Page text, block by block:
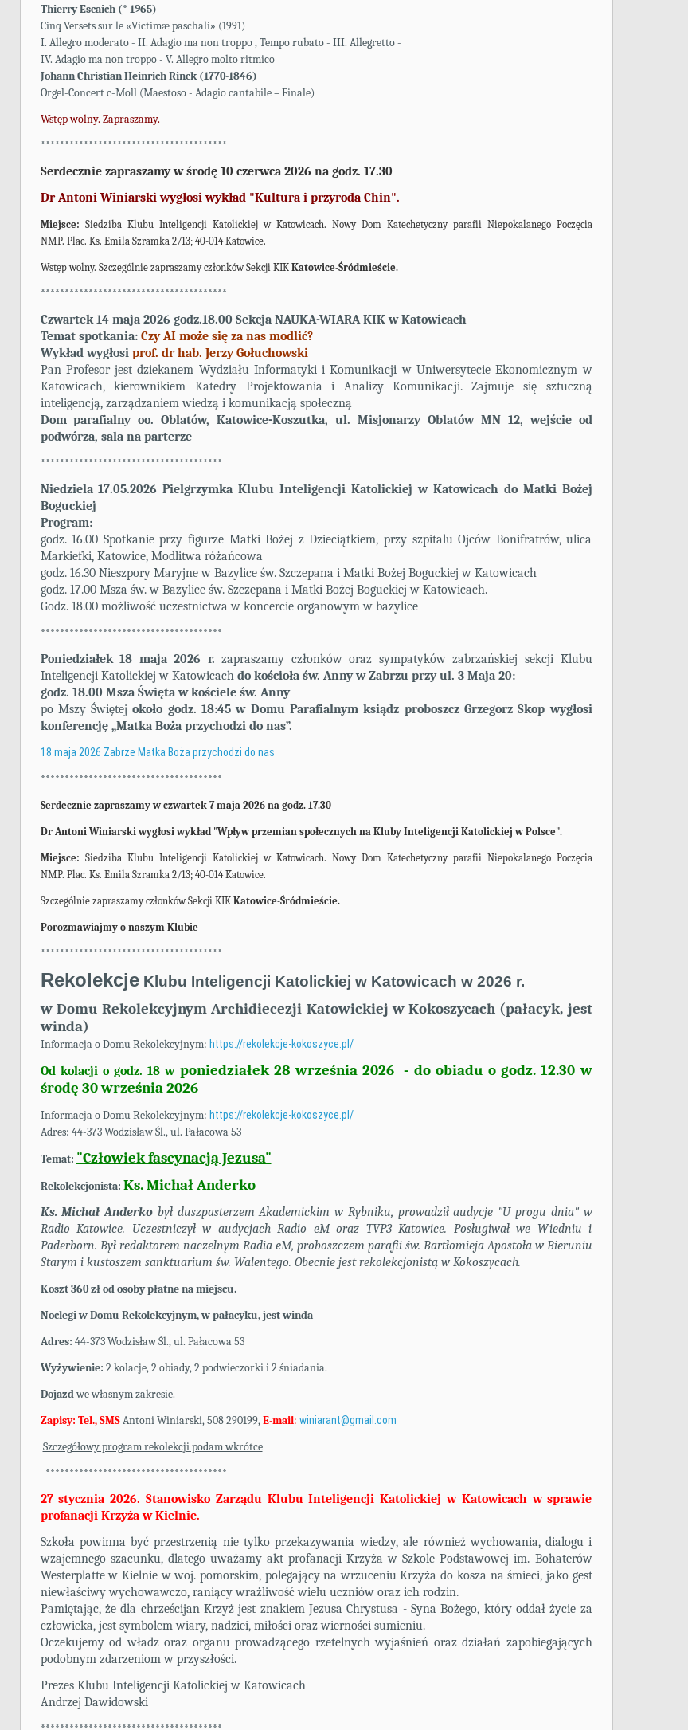
Thierry Escaich (* 1965)
Cinq Versets sur le «Victimæ paschali» (1991)
I. Allegro moderato - II. Adagio ma non troppo , Tempo rubato - III. Allegretto -
IV. Adagio ma non troppo - V. Allegro molto ritmico
Johann Christian Heinrich Rinck (1770-1846)
Orgel-Concert c-Moll (Maestoso - Adagio cantabile – Finale)
Wstęp wolny. Zapraszamy.
***************************************
Serdecznie zapraszamy w środę 10 czerwca 2026 na godz. 17.30
Dr Antoni Winiarski wygłosi wykład "Kultura i przyroda Chin".
Miejsce: Siedziba Klubu Inteligencji Katolickiej w Katowicach. Nowy Dom Katechetyczny parafii Niepokalanego Poczęcia
NMP. Plac. Ks. Emila Szramka 2/13; 40-014 Katowice.
Wstęp wolny. Szczególnie zapraszamy członków Sekcji KIK Katowice-Śródmieście.
***************************************
Czwartek 14 maja 2026 godz.18.00 Sekcja NAUKA-WIARA KIK w Katowicach
Temat spotkania:Czy AI może się za nas modlić?
Wykład wygłosi prof. dr hab. Jerzy Gołuchowski
Pan Profesor jest dziekanem Wydziału Informatyki i Komunikacji w Uniwersytecie Ekonomicznym w
Katowicach, kierownikiem Katedry Projektowania i Analizy Komunikacji. Zajmuje się sztuczną
inteligencją, zarządzaniem wiedzą i komunikacją społeczną
Dom parafialny oo. Oblatów, Katowice-Koszutka, ul. Misjonarzy Oblatów MN 12, wejście od
podwórza, sala na parterze
**************************************
Niedziela 17.05.2026 Pielgrzymka Klubu Inteligencji Katolickiej w Katowicach do Matki Bożej
Boguckiej
Program:
godz. 16.00 Spotkanie przy figurze Matki Bożej z Dzieciątkiem, przy szpitalu Ojców Bonifratrów, ulica
Markiefki, Katowice, Modlitwa różańcowa
godz. 16.30 Nieszpory Maryjne w Bazylice św. Szczepana i Matki Bożej Boguckiej w Katowicach
godz. 17.00 Msza św. w Bazylice św. Szczepana i Matki Bożej Boguckiej w Katowicach.
Godz. 18.00 możliwość uczestnictwa w koncercie organowym w bazylice
**************************************
Poniedziałek 18 maja 2026 r. zapraszamy członków oraz sympatyków zabrzańskiej sekcji Klubu
Inteligencji Katolickiej w Katowicach do kościoła św. Anny w Zabrzu przy ul. 3 Maja 20:
godz. 18.00 Msza Święta w kościele św. Anny
po Mszy Świętejokoło godz. 18:45 w Domu Parafialnym ksiądz proboszcz Grzegorz Skop wygłosi
konferencję „Matka Boża przychodzi do nas”.
18 maja 2026 Zabrze Matka Boża przychodzi do nas
**************************************
Serdecznie zapraszamy w czwartek 7 maja 2026 na godz. 17.30
Dr Antoni Winiarski wygłosi wykład "Wpływ przemian społecznych na Kluby Inteligencji Katolickiej w Polsce".
Miejsce: Siedziba Klubu Inteligencji Katolickiej w Katowicach. Nowy Dom Katechetyczny parafii Niepokalanego Poczęcia
NMP. Plac. Ks. Emila Szramka 2/13; 40-014 Katowice.
Szczególnie zapraszamy członków Sekcji KIK Katowice-Śródmieście.
Porozmawiajmy o naszym Klubie
**************************************
RekolekcjeKlubu Inteligencji Katolickiej w Katowicach w 2026 r.
w Domu Rekolekcyjnym Archidiecezji Katowickiej w Kokoszycach (pałacyk, jest
winda)
Informacja o Domu Rekolekcyjnym: https://rekolekcje-kokoszyce.pl/
Od kolacji o godz. 18 w poniedziałek 28 września 2026 - do obiadu o godz. 12.30 w
środę 30 września 2026
Informacja o Domu Rekolekcyjnym: https://rekolekcje-kokoszyce.pl/
Adres: 44-373 Wodzisław Śl., ul. Pałacowa 53
Temat: "Człowiek fascynacją Jezusa"
Rekolekcjonista: Ks. Michał Anderko
Ks. Michał Anderko był duszpasterzem Akademickim w Rybniku, prowadził audycje "U progu dnia" w
Radio Katowice. Uczestniczył w audycjach Radio eM oraz TVP3 Katowice. Posługiwał we Wiedniu i
Paderborn. Był redaktorem naczelnym Radia eM, proboszczem parafii św. Bartłomieja Apostoła w Bieruniu
Starym i kustoszem sanktuarium św. Walentego. Obecnie jest rekolekcjonistą w Kokoszycach.
Koszt 360 zł od osoby płatne na miejscu.
Noclegiw Domu Rekolekcyjnym, w pałacyku, jest winda
Adres: 44-373 Wodzisław Śl., ul. Pałacowa 53
Wyżywienie: 2 kolacje, 2 obiady, 2 podwieczorki i 2 śniadania.
Dojazdwe własnym zakresie.
Zapisy: Tel., SMSAntoni Winiarski, 508 290199,E-mail: winiarant@gmail.com
Szczegółowy program rekolekcji podam wkrótce
**************************************
27 stycznia 2026. Stanowisko Zarządu Klubu Inteligencji Katolickiej w Katowicach w sprawie
profanacji Krzyża w Kielnie.
Szkoła powinna być przestrzenią nie tylko przekazywania wiedzy, ale również wychowania, dialogu i
wzajemnego szacunku, dlatego uważamy akt profanacji Krzyża w Szkole Podstawowej im. Bohaterów
Westerplatte w Kielnie w woj. pomorskim, polegający na wrzuceniu Krzyża do kosza na śmieci, jako gest
niewłaściwy wychowawczo, raniący wrażliwość wielu uczniów oraz ich rodzin.
Pamiętając, że dla chrześcijan Krzyż jest znakiem Jezusa Chrystusa - Syna Bożego, który oddał życie za
człowieka, jest symbolem wiary, nadziei, miłości oraz wierności sumieniu.
Oczekujemy od władz oraz organu prowadzącego rzetelnych wyjaśnień oraz działań zapobiegających
podobnym zdarzeniom w przyszłości.
Prezes Klubu Inteligencji Katolickiej w Katowicach
Andrzej Dawidowski